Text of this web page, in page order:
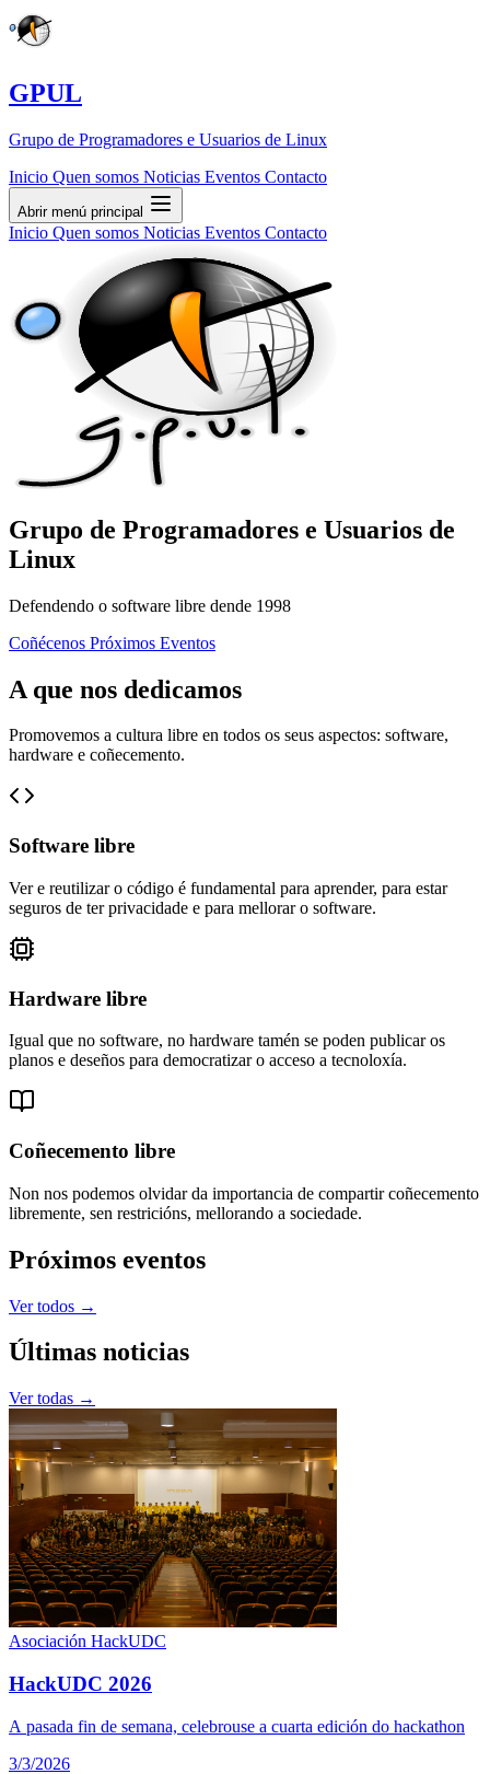
GPUL
Grupo de Programadores e Usuarios de Linux
Inicio Quen somos Noticias Eventos Contacto
Abrir menú principal
Inicio Quen somos Noticias Eventos Contacto
Grupo de Programadores e Usuarios de
Linux
Defendendo o software libre dende 1998
Coñécenos Próximos Eventos
A que nos dedicamos
Promovemos a cultura libre en todos os seus aspectos: software,
hardware e coñecemento.
Software libre
Ver e reutilizar o código é fundamental para aprender, para estar
seguros de ter privacidade e para mellorar o software.
Hardware libre
Igual que no software, no hardware tamén se poden publicar os
planos e deseños para democratizar o acceso a tecnoloxía.
Coñecemento libre
Non nos podemos olvidar da importancia de compartir coñecemento
libremente, sen restricións, mellorando a sociedade.
Próximos eventos
Ver todos →
Últimas noticias
Ver todas →
Asociación HackUDC
HackUDC 2026
A pasada fin de semana, celebrouse a cuarta edición do hackathon
3/3/2026